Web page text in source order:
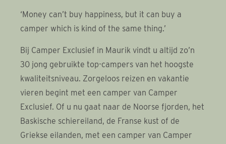
‘Money can’t buy happiness, but it can buy a
camper which is kind of the same thing.’
Bij Camper Exclusief in Maurik vindt u altijd zo’n
30 jong gebruikte top-campers van het hoogste
kwaliteitsniveau. Zorgeloos reizen en vakantie
vieren begint met een camper van Camper
Exclusief. Of u nu gaat naar de Noorse fjorden, het
Baskische schiereiland, de Franse kust of de
Griekse eilanden, met een camper van Camper